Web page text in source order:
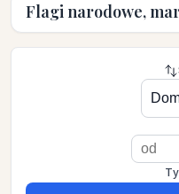
Flagi narodowe,